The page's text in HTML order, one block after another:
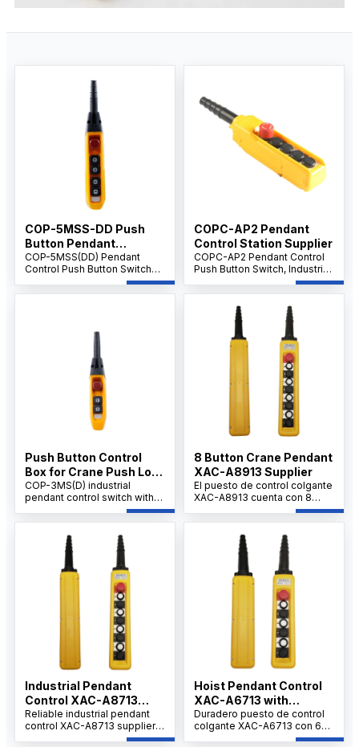
COP-5MSS-DD Push
Button Pendant
Supplier IP65 level
COP-5MSS(DD) Pendant
Control Push Button Switch
with Emergency Stop, 5-
Button Handheld Crane &
COPC-AP2 Pendant
Control Station Supplier
COPC-AP2 Pendant Control
Push Button Switch, Industrial
Crane & Hoist Controller, AC
500V 10A, Multi-Button
Emergency Control Unit.
Push Button Control
Box for Crane Push Lock
Urgent Stop COP-3MSD
COP-3MS(D) industrial
pendant control switch with
emergency stop, AC 500V
rating, 10A thermal current,
durable handheld design for
cranes, hoists.
8 Button Crane Pendant
XAC-A8913 Supplier
El puesto de control colgante
XAC-A8913 cuenta con 8
mecánicamente y una parada
de emergencia ZA2-B854 de
40 mm para un
funcionamiento fiable de la
grúa y el polipasto.
Industrial Pendant
Control XAC-A8713
Factory
Reliable industrial pendant
control XAC-A8713 supplier
and factory in China providing
Hoist Pendant Control
XAC-A6713 with
Emergency Stop,
OEM/ODM
Duradero puesto de control
colgante XAC-A6713 con 6
botones enclavados y una